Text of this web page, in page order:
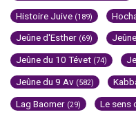
Histoire Juive (189)
Jeûne d'Esther (69)
Jeûne du 10 Tévet (74)
Jeûne du 9 Av (582)
Lag Baomer (29) Le sens